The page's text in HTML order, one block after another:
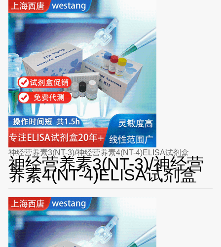
神经营养素3(NT-3)/神经营养素4(NT-4)ELISA试剂盒
神经营养素3(NT-3)/神经营
养素4(NT-4)ELISA试剂盒